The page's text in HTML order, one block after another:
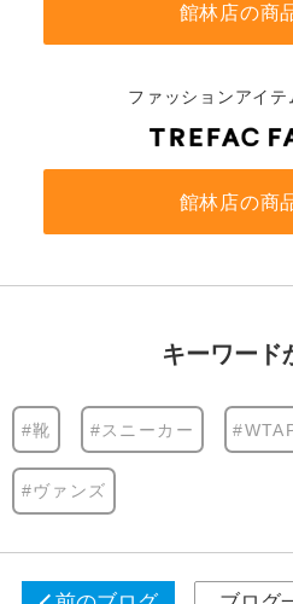
館林店の商
ファッションアイテ
館林店の商
キーワード
#靴 #スニーカー
#ヴァンズ